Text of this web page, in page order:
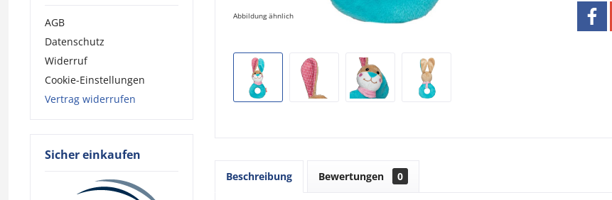
AGB
Datenschutz
Widerruf
Cookie-Einstellungen
Vertrag widerrufen
Sicher einkaufen
Abbildung ähnlich
Beschreibung Bewertungen 0